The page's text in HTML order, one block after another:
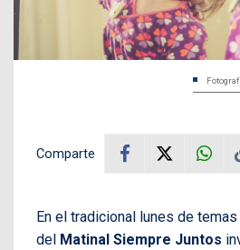
Comparte
En el tradicional lunes de
del Matinal Siempre Juntos